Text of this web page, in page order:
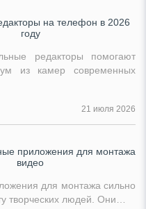
на телефон в 2026
году
редакторы помогают
из камер современных
21 июля 2026
приложения для монтажа
видео
для монтажа сильно
творческих людей. Они…